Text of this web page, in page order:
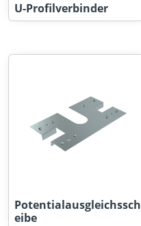
U-Profilverbinder
Potentialausgleichssch
eibe